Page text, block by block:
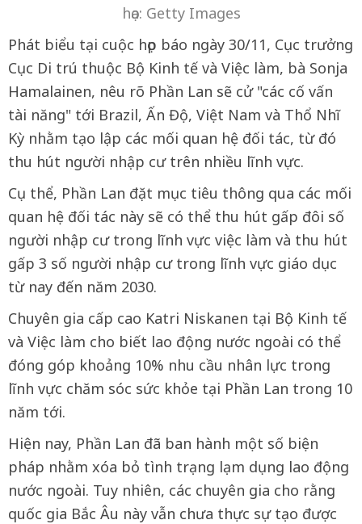
họa: Getty Images
Phát biểu tại cuộc họp báo ngày 30/11, Cục trưởng
Cục Di trú thuộc Bộ Kinh tế và Việc làm, bà Sonja
Hamalainen, nêu rõ Phần Lan sẽ cử "các cố vấn
tài năng" tới Brazil, Ấn Độ, Việt Nam và Thổ Nhĩ
Kỳ nhằm tạo lập các mối quan hệ đối tác, từ đó
thu hút người nhập cư trên nhiều lĩnh vực.
Cụ thể, Phần Lan đặt mục tiêu thông qua các mối
quan hệ đối tác này sẽ có thể thu hút gấp đôi số
người nhập cư trong lĩnh vực việc làm và thu hút
gấp 3 số người nhập cư trong lĩnh vực giáo dục
từ nay đến năm 2030.
Chuyên gia cấp cao Katri Niskanen tại Bộ Kinh tế
và Việc làm cho biết lao động nước ngoài có thể
đóng góp khoảng 10% nhu cầu nhân lực trong
lĩnh vực chăm sóc sức khỏe tại Phần Lan trong 10
năm tới.
Hiện nay, Phần Lan đã ban hành một số biện
pháp nhằm xóa bỏ tình trạng lạm dụng lao động
nước ngoài. Tuy nhiên, các chuyên gia cho rằng
quốc gia Bắc Âu này vẫn chưa thực sự tạo được